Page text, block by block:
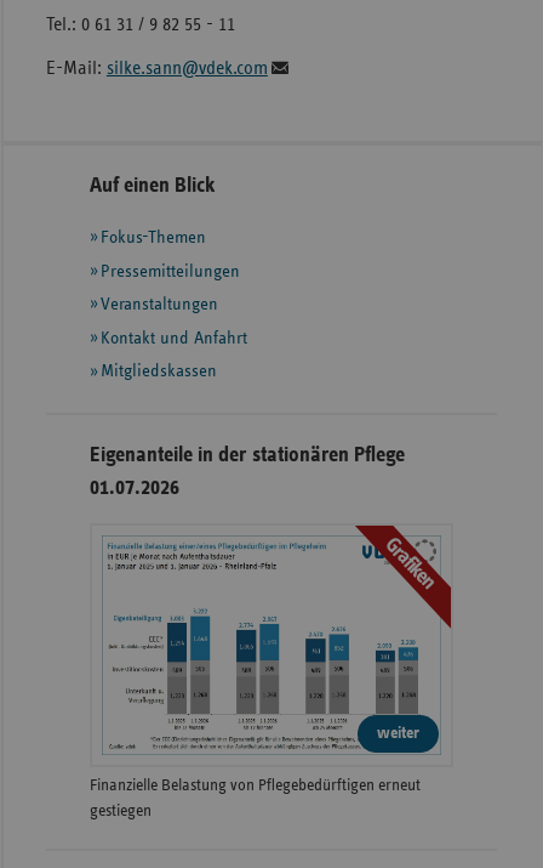
Tel.: 0 61 31 / 9 82 55 - 11
E-Mail: silke.sann@vdek.com
Seitennavigation
Seitenleiste
weiteren
Informationen
Auf einen Blick
Fokus-Themen
Pressemitteilungen
Veranstaltungen
Kontakt und Anfahrt
Mitgliedskassen
Eigenanteile in der stationären Pflege
01.07.2026
Grafiken
weiter
Finanzielle Belastung von Pflegebedürftigen erneut
gestiegen